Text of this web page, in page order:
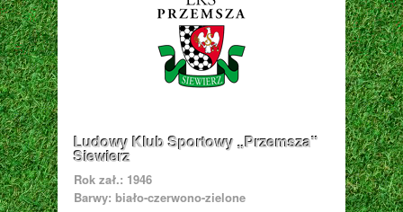
Ludowy Klub Sportowy „Przemsza”
Siewierz
Rok zał.: 1946
Barwy: biało-czerwono-zielone